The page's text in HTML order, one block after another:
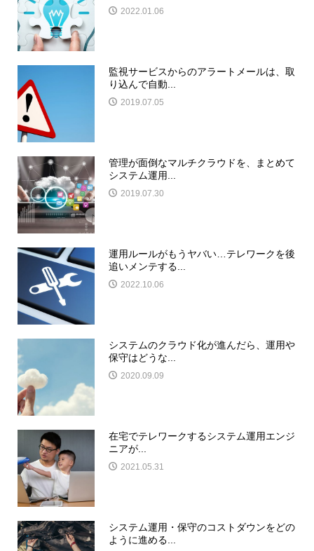
2022.01.06
監視サービスからのアラートメールは、取
り込んで自動...
2019.07.05
管理が面倒なマルチクラウドを、まとめて
システム運用...
2019.07.30
運用ルールがもうヤバい…テレワークを後
追いメンテする...
2022.10.06
システムのクラウド化が進んだら、運用や
保守はどうな...
2020.09.09
在宅でテレワークするシステム運用エンジ
ニアが...
2021.05.31
システム運用・保守のコストダウンをどの
ように進める...